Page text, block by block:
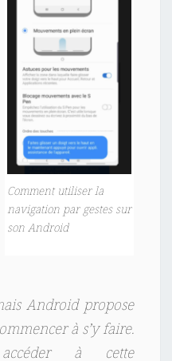
Comment utiliser la
navigation par gestes sur
son Android
Android propose
à s’y faire.
à cette